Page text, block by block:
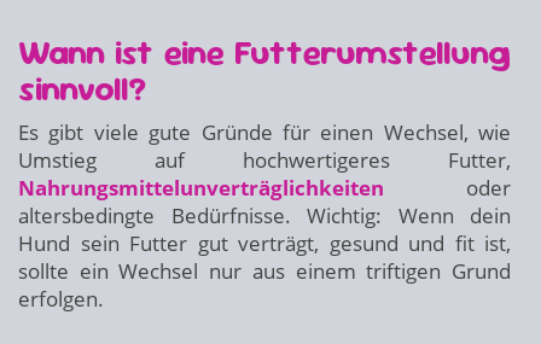
Wann ist eine Futterumstellung
sinnvoll?
Es gibt viele gute Gründe für einen Wechsel, wie
Umstieg auf hochwertigeres Futter,
Nahrungsmittelunverträglichkeiten oder
altersbedingte Bedürfnisse. Wichtig: Wenn dein
Hund sein Futter gut verträgt, gesund und fit ist,
sollte ein Wechsel nur aus einem triftigen Grund
erfolgen.